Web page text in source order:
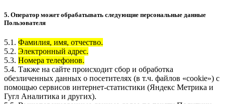
5. Оператор может обрабатывать следующие персональные данные
Пользователя
5.1. Фамилия, имя, отчество.
5.2. Электронный адрес.
5.3. Номера телефонов.
5.4. Также на сайте происходит сбор и обработка
обезличенных данных о посетителях (в т.ч. файлов «cookie») с
помощью сервисов интернет-статистики (Яндекс Метрика и
Гугл Аналитика и других).